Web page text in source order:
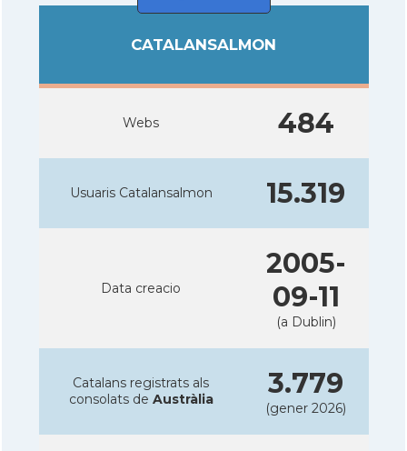
CATALANSALMON
Webs 484
Usuaris Catalansalmon 15.319
Data creacio
2005-
09-11
(a Dublin)
Catalans registrats als
consolats de Austràlia 3.779
(gener 2026)